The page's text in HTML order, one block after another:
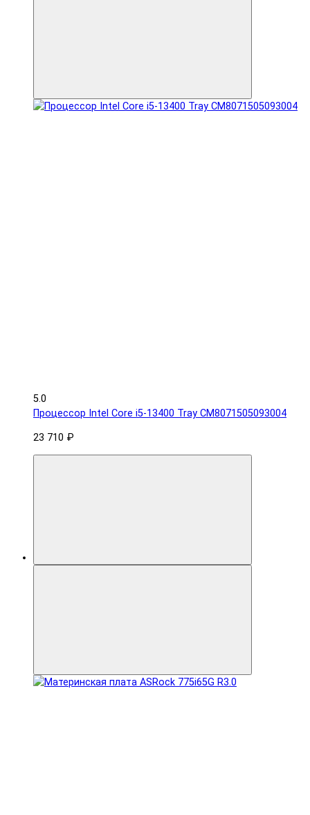
5.0
Процессор Intel Core i5-13400 Tray CM8071505093004
23 710 ₽